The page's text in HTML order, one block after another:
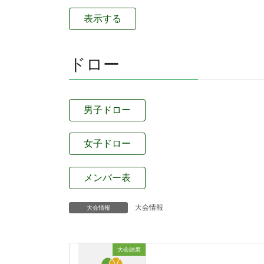
表示する
ドロー
男子ドロー
女子ドロー
メンバー表
大会情報 大会情報
大会結果